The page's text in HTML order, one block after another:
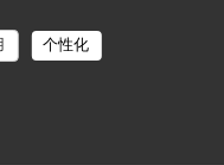
个性化